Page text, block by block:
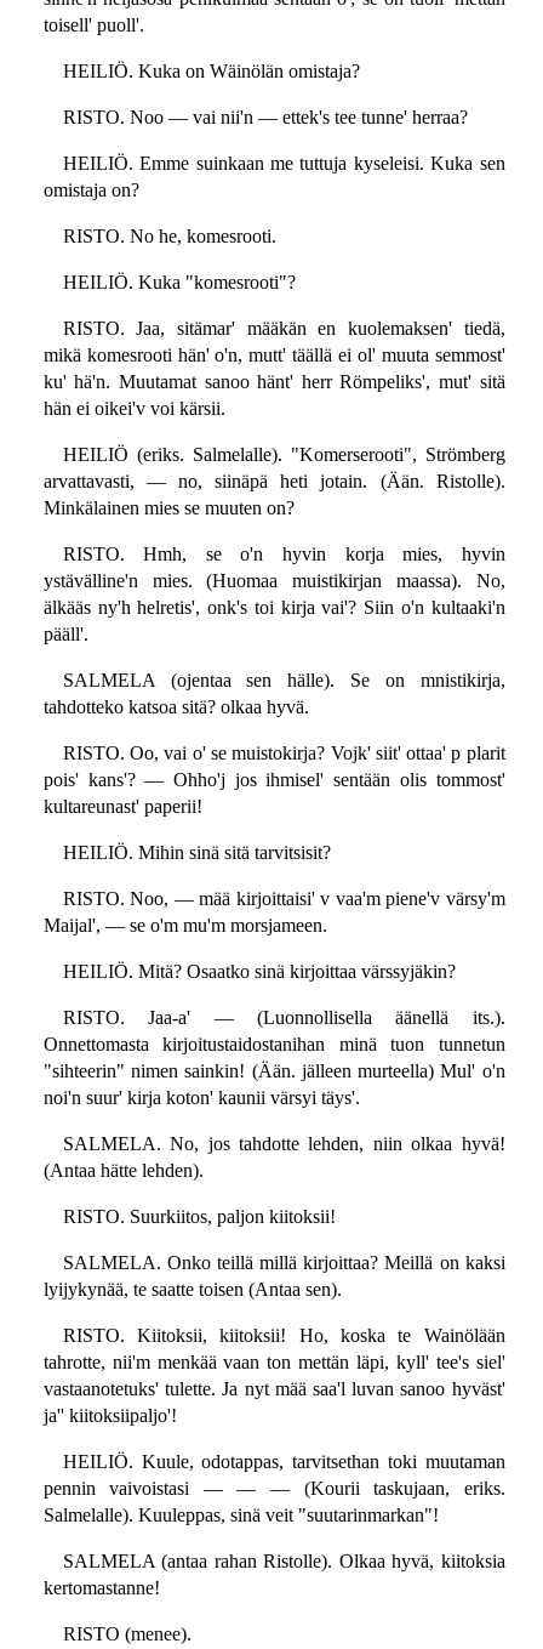
toisell' puoll'.
HEILIÖ. Kuka on Wäinölän omistaja?
RISTO. Noo — vai nii'n — ettek's tee tunne' herraa?
HEILIÖ. Emme suinkaan me tuttuja kyseleisi. Kuka sen
omistaja on?
RISTO. No he, komesrooti.
HEILIÖ. Kuka "komesrooti"?
RISTO. Jaa, sitämar' määkän en kuolemaksen' tiedä,
mikä komesrooti hän' o'n, mutt' täällä ei ol' muuta semmost'
ku' hä'n. Muutamat sanoo hänt' herr Römpeliks', mut' sitä
hän ei oikei'v voi kärsii.
HEILIÖ (eriks. Salmelalle). "Komerserooti", Strömberg
arvattavasti, — no, siinäpä heti jotain. (Ään. Ristolle).
Minkälainen mies se muuten on?
RISTO. Hmh, se o'n hyvin korja mies, hyvin
ystävälline'n mies. (Huomaa muistikirjan maassa). No,
älkääs ny'h helretis', onk's toi kirja vai'? Siin o'n kultaaki'n
pääll'.
SALMELA (ojentaa sen hälle). Se on mnistikirja,
tahdotteko katsoa sitä? olkaa hyvä.
RISTO. Oo, vai o' se muistokirja? Vojk' siit' ottaa' p plarit
pois' kans'? — Ohho'j jos ihmisel' sentään olis tommost'
kultareunast' paperii!
HEILIÖ. Mihin sinä sitä tarvitsisit?
RISTO. Noo, — mää kirjoittaisi' v vaa'm piene'v värsy'm
Maijal', — se o'm mu'm morsjameen.
HEILIÖ. Mitä? Osaatko sinä kirjoittaa värssyjäkin?
RISTO. Jaa-a' — (Luonnollisella äänellä its.).
Onnettomasta kirjoitustaidostanihan minä tuon tunnetun
"sihteerin" nimen sainkin! (Ään. jälleen murteella) Mul' o'n
noi'n suur' kirja koton' kaunii värsyi täys'.
SALMELA. No, jos tahdotte lehden, niin olkaa hyvä!
(Antaa hätte lehden).
RISTO. Suurkiitos, paljon kiitoksii!
SALMELA. Onko teillä millä kirjoittaa? Meillä on kaksi
lyijykynää, te saatte toisen (Antaa sen).
RISTO. Kiitoksii, kiitoksii! Ho, koska te Wainölään
tahrotte, nii'm menkää vaan ton mettän läpi, kyll' tee's siel'
vastaanotetuks' tulette. Ja nyt mää saa'l luvan sanoo hyväst'
ja'' kiitoksiipaljo'!
HEILIÖ. Kuule, odotappas, tarvitsethan toki muutaman
pennin vaivoistasi — — — (Kourii taskujaan, eriks.
Salmelalle). Kuuleppas, sinä veit "suutarinmarkan"!
SALMELA (antaa rahan Ristolle). Olkaa hyvä, kiitoksia
kertomastanne!
RISTO (menee).